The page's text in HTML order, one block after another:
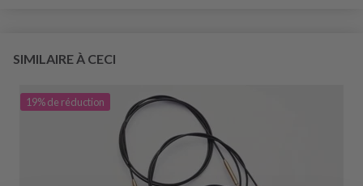
SIMILAIRE À CECI
19% de réduction